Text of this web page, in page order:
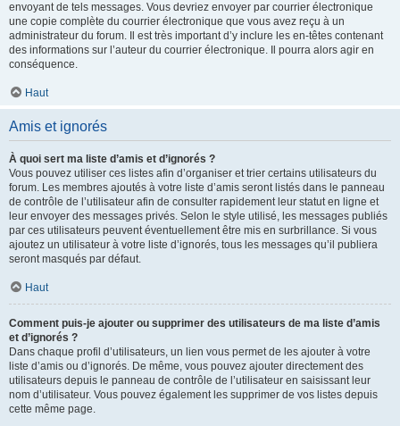
envoyant de tels messages. Vous devriez envoyer par courrier électronique
une copie complète du courrier électronique que vous avez reçu à un
administrateur du forum. Il est très important d’y inclure les en-têtes contenant
des informations sur l’auteur du courrier électronique. Il pourra alors agir en
conséquence.
Haut
Amis et ignorés
À quoi sert ma liste d’amis et d’ignorés ?
Vous pouvez utiliser ces listes afin d’organiser et trier certains utilisateurs du
forum. Les membres ajoutés à votre liste d’amis seront listés dans le panneau
de contrôle de l’utilisateur afin de consulter rapidement leur statut en ligne et
leur envoyer des messages privés. Selon le style utilisé, les messages publiés
par ces utilisateurs peuvent éventuellement être mis en surbrillance. Si vous
ajoutez un utilisateur à votre liste d’ignorés, tous les messages qu’il publiera
seront masqués par défaut.
Haut
Comment puis-je ajouter ou supprimer des utilisateurs de ma liste d’amis
et d’ignorés ?
Dans chaque profil d’utilisateurs, un lien vous permet de les ajouter à votre
liste d’amis ou d’ignorés. De même, vous pouvez ajouter directement des
utilisateurs depuis le panneau de contrôle de l’utilisateur en saisissant leur
nom d’utilisateur. Vous pouvez également les supprimer de vos listes depuis
cette même page.